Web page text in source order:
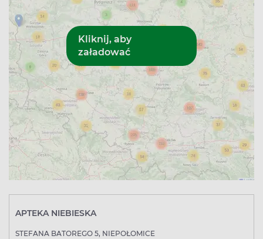
APTEKA NIEBIESKA
STEFANA BATOREGO 5, NIEPOŁOMICE